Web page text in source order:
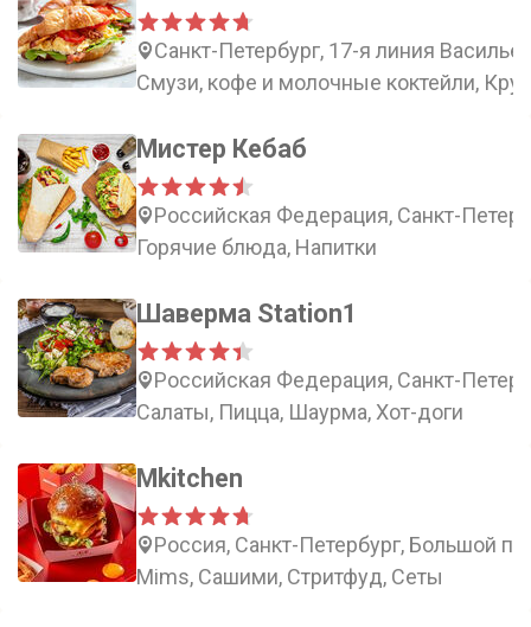
Санкт-Петербург, 17-я линия
Смузи, кофе и молочные коктейли,
Мистер Кебаб
Российская Федерация, Санкт-
Горячие блюда, Напитки
Шаверма Station1
Российская Федерация, Санкт-
Салаты, Пицца, Шаурма, Хот-доги
Mkitchen
Россия, Санкт-Петербург, Большой
Mims, Сашими, Стритфуд, Сеты